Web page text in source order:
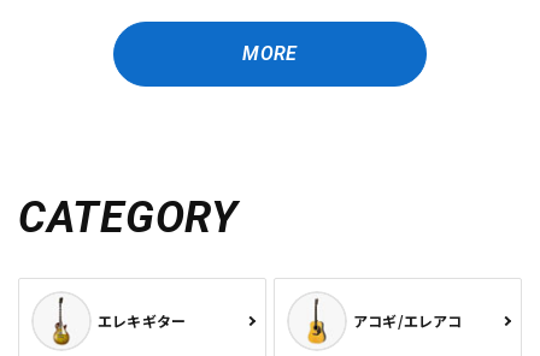
MORE
CATEGORY
エレキギター アコギ/エレアコ